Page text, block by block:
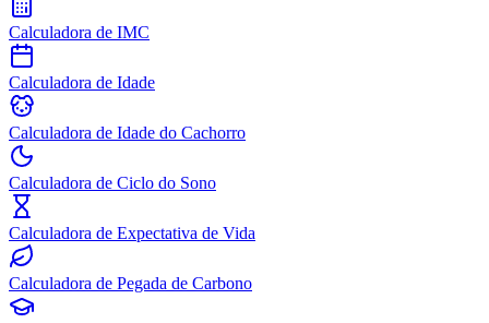
Calculadora de IMC
Calculadora de Idade
Calculadora de Idade do Cachorro
Calculadora de Ciclo do Sono
Calculadora de Expectativa de Vida
Calculadora de Pegada de Carbono